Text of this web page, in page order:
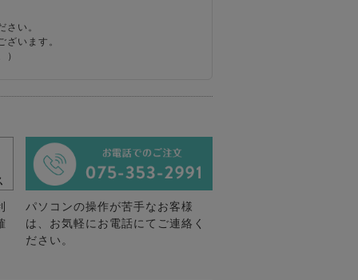
い。
います。
）
パソコンの操作が苦手なお客様
は、お気軽にお電話にてご連絡く
ださい。